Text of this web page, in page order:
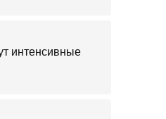
интенсивные